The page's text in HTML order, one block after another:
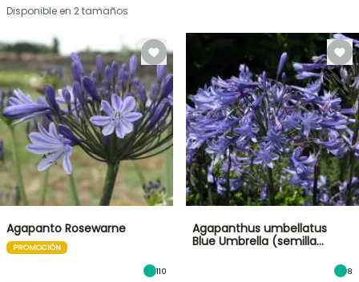
Disponible en 2 tamaños
Agapanto Rosewarne
PROMOCIÓN
110
Agapanthus umbellatus
Blue Umbrella (semilla…
8